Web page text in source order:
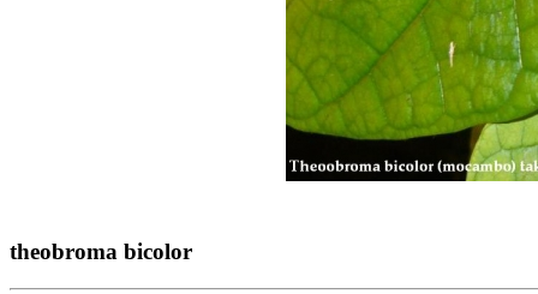
theobroma bicolor